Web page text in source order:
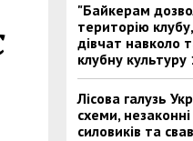
"Байкерам
територію
дівчат навколо
клубну
Лісова галузь
схеми,
силовиків та